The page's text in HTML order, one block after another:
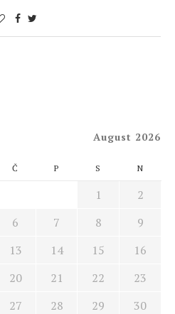
August 2026
Č P S N
1
2
6 7 8
9
13 14 15
16
20 21 22
23
27 28 29
30